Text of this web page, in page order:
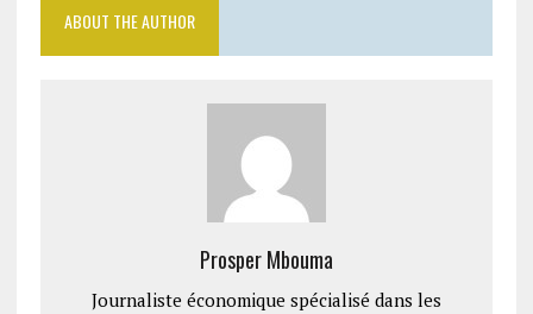
ABOUT THE AUTHOR
Prosper Mbouma
Journaliste économique spécialisé dans les